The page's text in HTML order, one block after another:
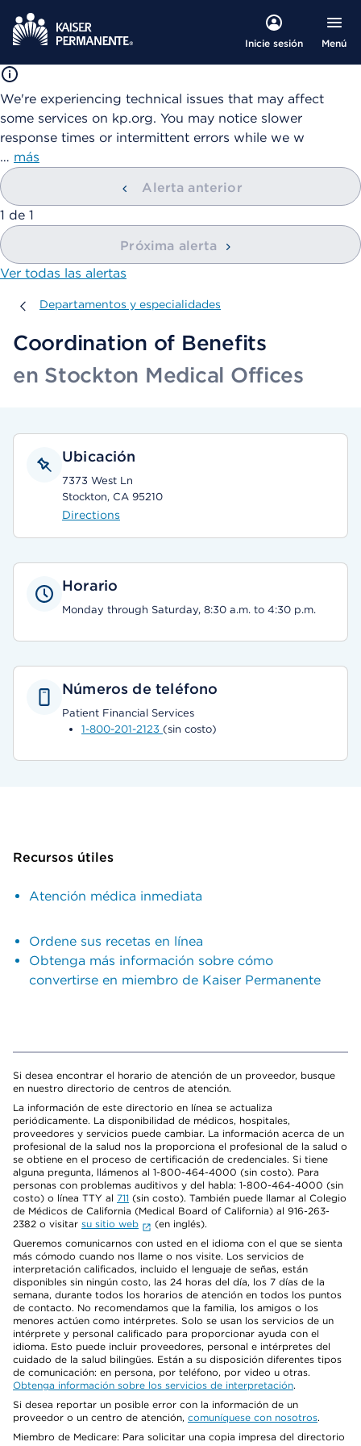
Inicie sesión Menú
We're experiencing technical issues that may affect
some services on kp.org. You may notice slower
response times or intermittent errors while we w
… más
Alerta anterior
mostrando
1 de 1
Próxima alerta
Ver todas las alertas
Departamentos y especialidades
Departamentos y especialidades
Coordination of Benefits
en Stockton Medical Offices
Ubicación
7373 West Ln
Stockton, CA 95210
Directions
Horario
Monday through Saturday, 8:30 a.m. to 4:30 p.m.
Números de teléfono
Patient Financial Services
1-800-201-2123 (sin costo)
Recursos útiles
Atención médica inmediata
Ordene sus recetas en línea
Obtenga más información sobre cómo
convertirse en miembro de Kaiser Permanente
Si desea encontrar el horario de atención de un proveedor, busque
en nuestro directorio de centros de atención.
La información de este directorio en línea se actualiza
periódicamente. La disponibilidad de médicos, hospitales,
proveedores y servicios puede cambiar. La información acerca de un
profesional de la salud nos la proporciona el profesional de la salud o
se obtiene en el proceso de certificación de credenciales. Si tiene
alguna pregunta, llámenos al 1-800-464-4000 (sin costo). Para
personas con problemas auditivos y del habla: 1-800-464-4000 (sin
costo) o línea TTY al 711 (sin costo). También puede llamar al Colegio
de Médicos de California (Medical Board of California) al 916-263-
2382 o visitar su sitio web
(en inglés).
Queremos comunicarnos con usted en el idioma con el que se sienta
más cómodo cuando nos llame o nos visite. Los servicios de
interpretación calificados, incluido el lenguaje de señas, están
disponibles sin ningún costo, las 24 horas del día, los 7 días de la
semana, durante todos los horarios de atención en todos los puntos
de contacto. No recomendamos que la familia, los amigos o los
menores actúen como intérpretes. Solo se usan los servicios de un
intérprete y personal calificado para proporcionar ayuda con el
idioma. Esto puede incluir proveedores, personal e intérpretes del
cuidado de la salud bilingües. Están a su disposición diferentes tipos
de comunicación: en persona, por teléfono, por video u otras.
Obtenga información sobre los servicios de interpretación.
Si desea reportar un posible error con la información de un
proveedor o un centro de atención, comuníquese con nosotros.
Miembro de Medicare: Para solicitar una copia impresa del directorio